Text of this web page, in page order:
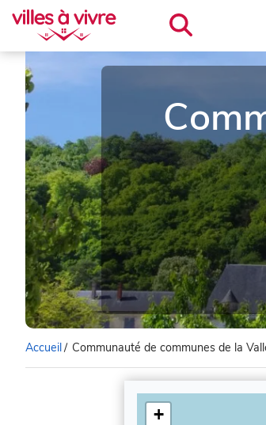
Accueil/ Communauté de communes de la
+